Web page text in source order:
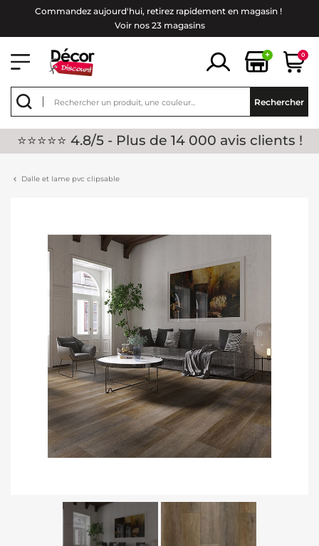
Commandez aujourd'hui, retirez rapidement en magasin !
Voir nos 23 magasins
+ 0
Rechercher
⭐⭐⭐⭐⭐ 4.8/5 - Plus de 14 000 avis clients !
Dalle et lame pvc clipsable